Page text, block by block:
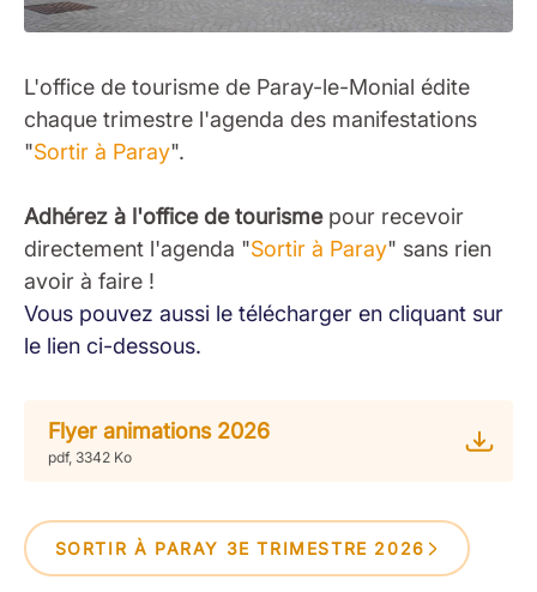
L'office de tourisme de Paray-le-Monial édite
chaque trimestre l'agenda des manifestations
"Sortir à Paray".
Adhérez à l'office de tourismepour recevoir
directement l'agenda "Sortir à Paray" sans rien
avoir à faire !
Vous pouvez aussi le télécharger en cliquant sur
le lien ci-dessous.
Flyer animations 2026
pdf, 3342 Ko
SORTIR À PARAY 3E TRIMESTRE 2026